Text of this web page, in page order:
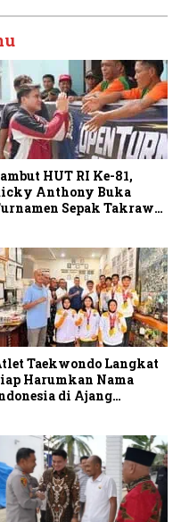
HUT RI Ke-81,
Anthony Buka
Sepak Takraw
Taekwondo Langkat
Harumkan Nama
di Ajang